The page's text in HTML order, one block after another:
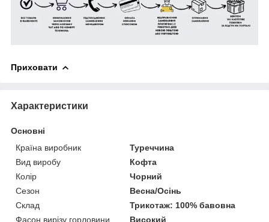
Приховати
Характеристики
Основні
Країна виробник
Туреччина
Вид виробу
Кофта
Колір
Чорний
Сезон
Весна/Осінь
Склад
Трикотаж: 100% бавовна
Фасон вирізу горловини
Високий